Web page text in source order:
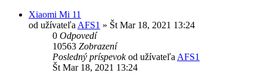
Xiaomi Mi 11
od užívateľa AFS1 » Št Mar 18, 2021 13:24
0 Odpovedí
10563 Zobrazení
Posledný príspevokod užívateľa AFS1
Št Mar 18, 2021 13:24